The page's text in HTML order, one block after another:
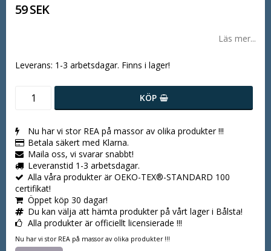
59 SEK
Läs mer...
Leverans: 1-3 arbetsdagar. Finns i lager!
KÖP
Nu har vi stor REA på massor av olika produkter !!!
Betala säkert med Klarna.
Maila oss, vi svarar snabbt!
Leveranstid 1-3 arbetsdagar.
Alla våra produkter är OEKO-TEX®-STANDARD 100
certifikat!
Öppet köp 30 dagar!
Du kan välja att hämta produkter på vårt lager i Bålsta!
Alla produkter är officiellt licensierade !!!
Nu har vi stor REA på massor av olika produkter !!!